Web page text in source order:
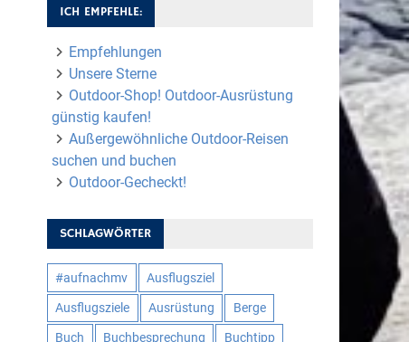
ICH EMPFEHLE:
Empfehlungen
Unsere Sterne
Outdoor-Shop! Outdoor-Ausrüstung
günstig kaufen!
Außergewöhnliche Outdoor-Reisen
suchen und buchen
Outdoor-Gecheckt!
SCHLAGWÖRTER
#aufnachmv Ausflugsziel
Ausflugsziele Ausrüstung Berge
Buch Buchbesprechung Buchtipp